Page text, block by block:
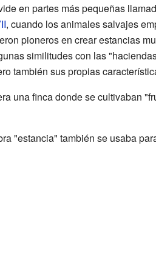
en partes más pequeñas
, cuando los animales salvajes
pioneros en crear estancias
similitudes con las
también sus propias
una finca donde se cultivaban
"estancia" también se usaba